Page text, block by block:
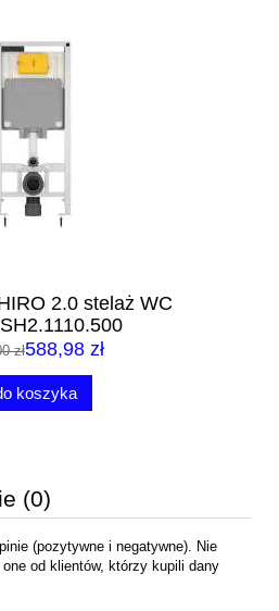
2.0 stelaż WC
zł588,98 zł
koszyka
(0)
(pozytywne i negatywne). Nie
od klientów, którzy kupili dany